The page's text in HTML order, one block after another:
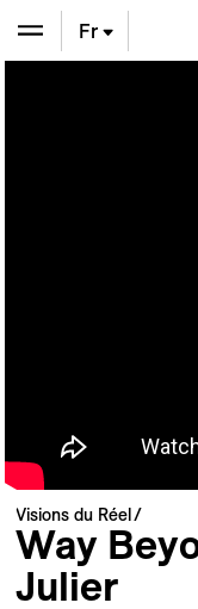
Fr
Visions du Réel
Way
Julier